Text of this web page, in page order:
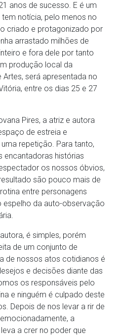
anos de sucesso. E é um
notícia, pelo menos no
criado e protagonizado por
arrastado milhões de
e fora dele por tanto
produção local da
será apresentada no
entre os dias 25 e 27
Pires, a atriz e autora
de estreia e
repetição. Para tanto,
encantadoras histórias
os nossos óbvios,
são pouco mais de
entre personagens
espelho da auto-observação
é simples, porém
de um conjunto de
de nossos atos cotidianos é
e decisões diante das
os responsáveis pelo
e ninguém é culpado deste
Depois de nos levar a rir de
a
a crer no poder que